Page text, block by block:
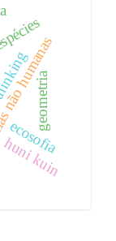
ecosofia
huni kuin
geometria